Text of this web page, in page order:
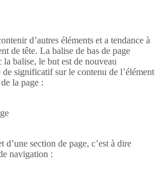
d’autres éléments et a tendance à
de tête. La balise de bas de page
la balise, le but est de nouveau
significatif sur le contenu de l’élément
la page :
d’une section de page, c’est à dire
navigation :